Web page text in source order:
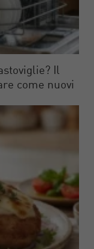
Il
come nuovi